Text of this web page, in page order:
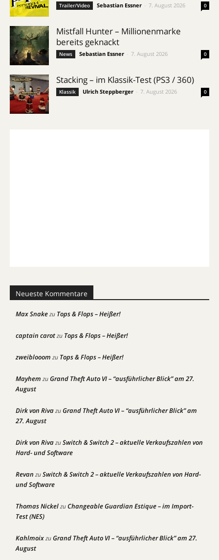
Trailer/Video Sebastian Essner 7. August 2026 0
Mistfall Hunter – Millionenmarke
bereits geknackt
News Sebastian Essner 7. August 2026 0
Stacking – im Klassik-Test (PS3 / 360)
Klassik Ulrich Steppberger 7. August 2026 0
Neueste Kommentare
Max Snakezu Tops & Flops – Heißer!
captain carotzu Tops & Flops – Heißer!
zweiblooom zu Tops & Flops – Heißer!
Mayhem zuGrand Theft Auto VI – “ausführlicher Blick” am 27.
August
Dirk von RivazuGrand Theft Auto VI – “ausführlicher Blick” am
27. August
Dirk von RivazuSwitch & Switch 2 – aktuelle Verkaufszahlen von
Hard- und Software
Revan zuSwitch & Switch 2 – aktuelle Verkaufszahlen von Hard-
und Software
Thomas NickelzuChangeable Guardian Estique – im Import-
Test (NES)
KahlmoixzuGrand Theft Auto VI – “ausführlicher Blick” am 27.
August